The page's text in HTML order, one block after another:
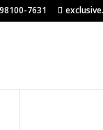
7631